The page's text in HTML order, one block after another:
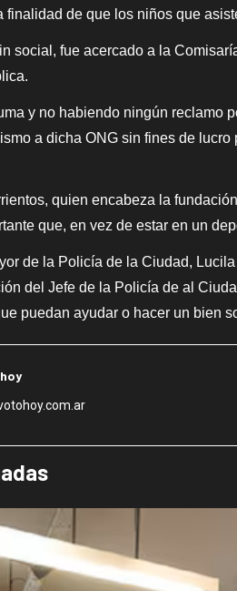
finalidad de que los niños que
social, fue acercado a la
y no habiendo ningún reclamo
a dicha ONG sin fines de
quien encabeza la
que, en vez de estar en un
de la Policía de la Ciudad,
del Jefe de la Policía de al
puedan ayudar o hacer un bien